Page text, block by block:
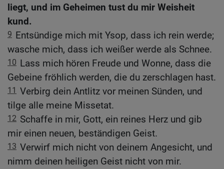
liegt, und im Geheimen tust du mir Weisheit
kund.
9 Entsündige mich mit Ysop, dass ich rein werde;
wasche mich, dass ich weißer werde als Schnee.
10 Lass mich hören Freude und Wonne, dass die
Gebeine fröhlich werden, die du zerschlagen hast.
11 Verbirg dein Antlitz vor meinen Sünden, und
tilge alle meine Missetat.
12 Schaffe in mir, Gott, ein reines Herz und gib
mir einen neuen, beständigen Geist.
13 Verwirf mich nicht von deinem Angesicht, und
nimm deinen heiligen Geist nicht von mir.